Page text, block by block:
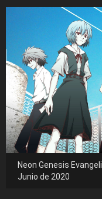
Neon Genesis
Junio de 2020